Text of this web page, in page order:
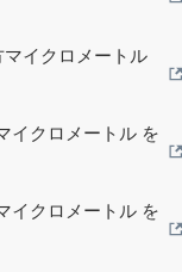
イクロメートル
イクロメートル を
イクロメートル を